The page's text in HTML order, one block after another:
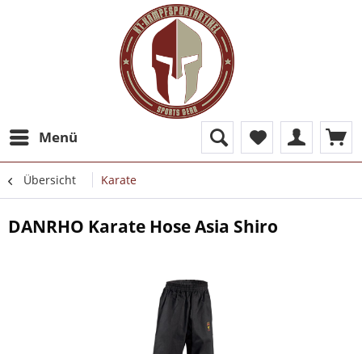
Menü
Übersicht Karate
DANRHO Karate Hose Asia Shiro